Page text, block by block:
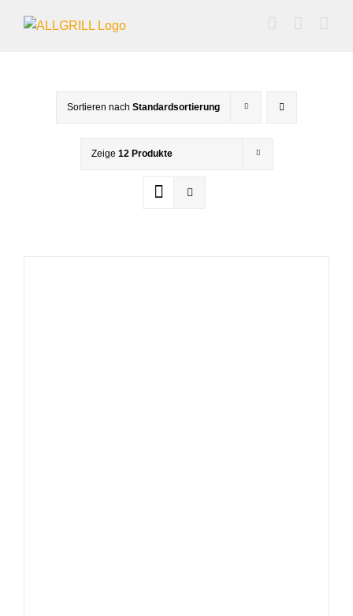
Inhalt
Sortieren nach Standardsortierung
Zeige 12 Produkte